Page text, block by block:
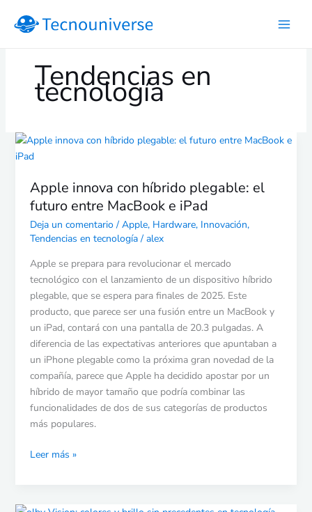
Tendencias en
tecnología
Apple innova con híbrido plegable: el
futuro entre MacBook e iPad
Deja un comentario / Apple, Hardware, Innovación,
Tendencias en tecnología/ alex
Apple se prepara para revolucionar el mercado
tecnológico con el lanzamiento de un dispositivo híbrido
plegable, que se espera para finales de 2025. Este
producto, que parece ser una fusión entre un MacBook y
un iPad, contará con una pantalla de 20.3 pulgadas. A
diferencia de las expectativas anteriores que apuntaban a
un iPhone plegable como la próxima gran novedad de la
compañía, parece que Apple ha decidido apostar por un
híbrido de mayor tamaño que podría combinar las
funcionalidades de dos de sus categorías de productos
más populares.
Apple
innova
híbrido
plegable:
el
futuro
MacBook
e
iPad
Leer más »